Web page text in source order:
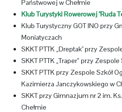
Państwowej w Chełmie
Klub Turystyki Rowerowej "Ruda
Klub Turystyczny GOT INO przy
Moniatyczach
SKKT PTTK „Dreptak" przy
SKKT PTTK „Traper” przy Zespole
SKKT PTTK przy Zespole Szkół
Kazimierza Janczykowskiego w
SKKT przy Gimnazjum nr 2 im.
Chełmie